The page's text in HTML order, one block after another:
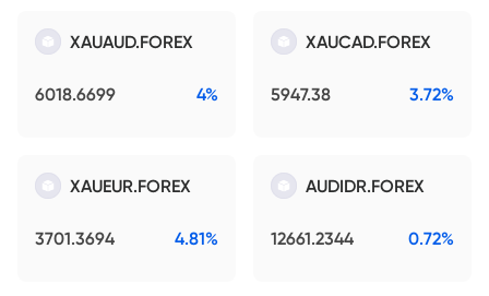
XAUAUD.FOREX
6018.6699 4%
XAUCAD.FOREX
5947.38 3.72%
XAUEUR.FOREX
3701.3694 4.81%
AUDIDR.FOREX
12661.2344 0.72%